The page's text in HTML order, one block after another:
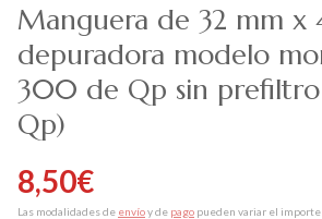
Manguera de 32 mm x
depuradora modelo
300 de Qp sin prefiltro
Qp)
8,50€
Las modalidades de envíoy de pago pueden variar el